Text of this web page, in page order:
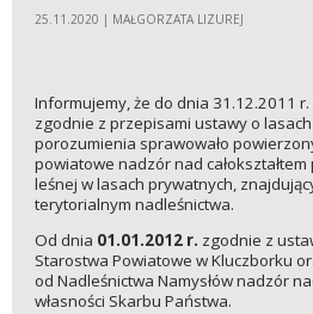
25.11.2020 | MAŁGORZATA LIZUREJ
Informujemy, że do dnia 31.12.2011 r.
zgodnie z przepisami ustawy o
porozumienia sprawowało
powiatowe nadzór nad
leśnej w lasach prywatnych,
terytorialnym nadleśnictwa.
Od dnia 01.01.2012 r. zgodnie z
Starostwa Powiatowe w Kluczborku
od Nadleśnictwa Namysłów nadzór
własności Skarbu Państwa.